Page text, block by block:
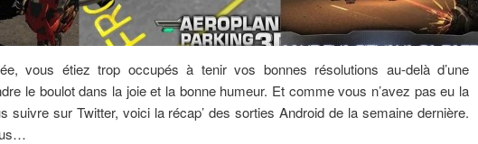
vous étiez trop occupés à tenir vos bonnes résolutions au-delà d’une
le boulot dans la joie et la bonne humeur. Et comme vous n’avez pas eu la
suivre sur Twitter, voici la récap’ des sorties Android de la semaine dernière.